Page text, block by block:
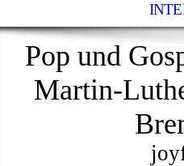
Pop und
Martin-